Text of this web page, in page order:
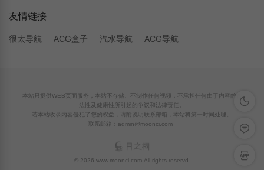
友情链接
很太导航 ACG盒子 汽水导航 ACG导航
深色模
留言反
APP下
本站只提供WEB页面服务，本站不存储、不制作任何视频，不承担任何由于内容的合
法性及健康性所引起的争议和法律责任。
若本站收录内容侵犯了您的权益，请附说明联系邮箱，本站将第一时间处理。
联系邮箱：admin@moonci.com
© 2026 www.moonci.com All rights reservd.